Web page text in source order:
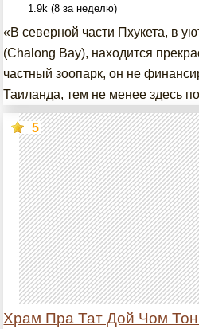
1.9k (8 за неделю)
«В северной части Пхукета, в
(Chalong Bay), находится
частный зоопарк, он не
Таиланда, тем не менее здесь
Храм Пра Тат Дой Чом
5